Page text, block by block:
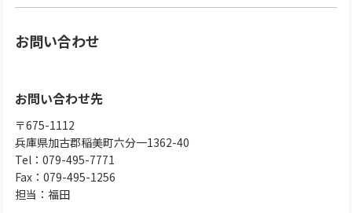
お問い合わせ
お問い合わせ先
〒675-1112
兵庫県加古郡稲美町六分一1362-40
Tel：079-495-7771
Fax：079-495-1256
担当：福田